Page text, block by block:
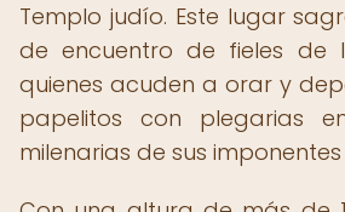
Templo judío. Este lugar
de encuentro de fieles de
quienes acuden a orar y
papelitos con plegarias
milenarias de sus